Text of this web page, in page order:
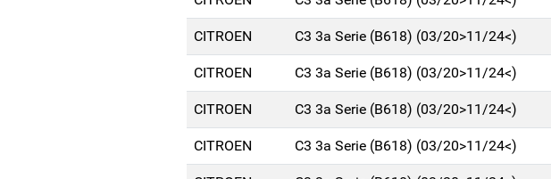
CITROEN C3 3a Serie (B618) (03/20>11/24<)
CITROEN C3 3a Serie (B618) (03/20>11/24<)
CITROEN C3 3a Serie (B618) (03/20>11/24<)
CITROEN C3 3a Serie (B618) (03/20>11/24<)